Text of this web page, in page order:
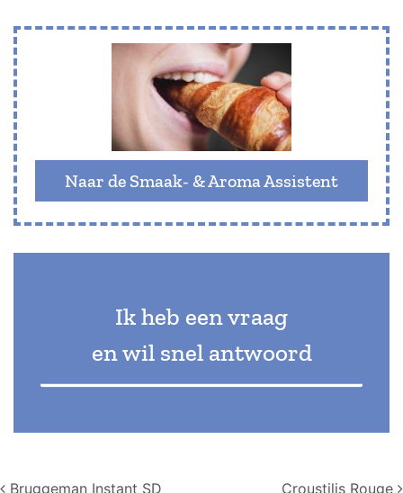
Naar de Smaak- & Aroma Assistent
Ik heb een vraag
en wil snel antwoord
Post navigation
Bruggeman Instant SD Croustilis Rouge